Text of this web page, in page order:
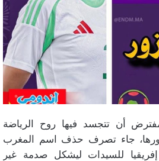
أن تتجسد فيها روح الرياضة
جاء تصرف حذف اسم المغرب
للسيدات ليشكل صدمة غير